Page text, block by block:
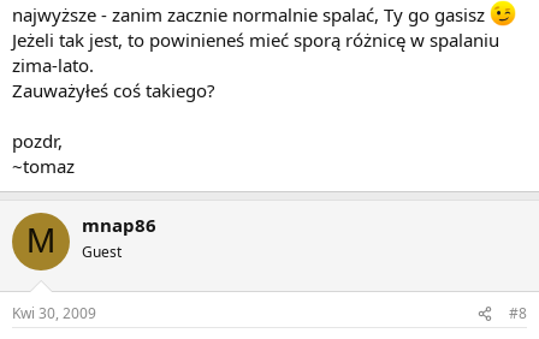
najwyższe - zanim zacznie normalnie spalać, Ty go gasisz
Jeżeli tak jest, to powinieneś mieć sporą różnicę w spalaniu
zima-lato.
Zauważyłeś coś takiego?
pozdr,
~tomaz
M mnap86
Guest
Kwi 30, 2009 #8